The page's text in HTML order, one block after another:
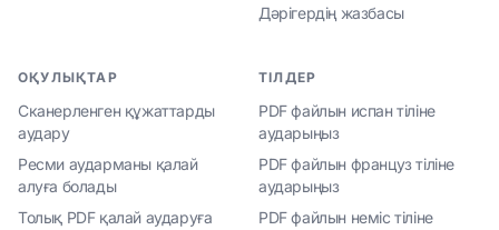
Дәрігердің жазбасы
ОҚУЛЫҚТАР
Сканерленген құжаттарды
аудару
Ресми аударманы қалай
алуға болады
Толық PDF қалай аударуға
ТІЛДЕР
PDF файлын испан тіліне
аударыңыз
PDF файлын француз тіліне
аударыңыз
PDF файлын неміс тіліне